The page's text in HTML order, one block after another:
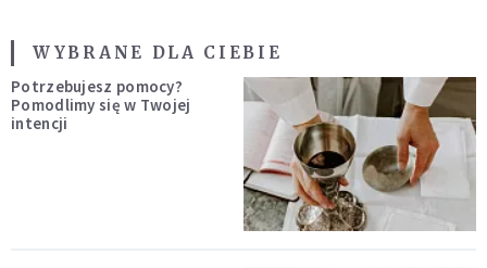
WYBRANE DLA CIEBIE
Potrzebujesz pomocy?
Pomodlimy się w Twojej
intencji